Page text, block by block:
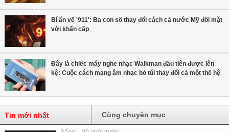
Bí ẩn về '911': Ba con số thay đổi cách cả nước Mỹ đối mặt
với khẩn cấp
Đây là chiếc máy nghe nhạc Walkman đầu tiên được lên
kệ: Cuộc cách mạng âm nhạc bỏ túi thay đổi cả một thế hệ
Tin mới nhất Cùng chuyên mục